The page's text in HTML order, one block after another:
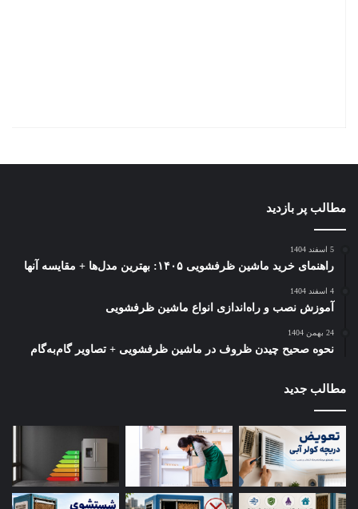
مطالب پر بازدید
5 اسفند 1404
راهنمای خرید ماشین ظرفشویی ۱۴۰۵: بهترین مدل‌ها + مقایسه آنها
4 اسفند 1404
آموزش نصب و راه‌اندازی انواع ماشین ظرفشویی
24 بهمن 1404
نحوه صحیح چیدن ظروف در ماشین ظرفشویی + تصاویر گام‌به‌گام
مطالب جدید